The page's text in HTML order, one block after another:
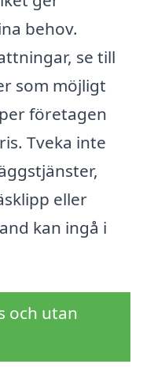
behov.
se till
som möjligt
företagen
Tveka inte
eller
kan ingå i
och utan